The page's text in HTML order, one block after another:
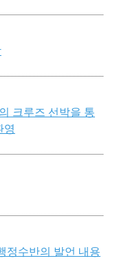
크루즈 선박을 통
영
정수반의 발언 내용